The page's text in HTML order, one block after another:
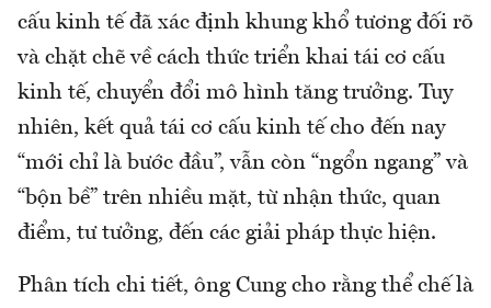
cấu kinh tế đã xác định khung khổ tương đối rõ
và chặt chẽ về cách thức triển khai tái cơ cấu
kinh tế, chuyển đổi mô hình tăng trưởng. Tuy
nhiên, kết quả tái cơ cấu kinh tế cho đến nay
“mới chỉ là bước đầu”, vẫn còn “ngổn ngang” và
“bộn bề” trên nhiều mặt, từ nhận thức, quan
điểm, tư tưởng, đến các giải pháp thực hiện.
Phân tích chi tiết, ông Cung cho rằng thể chế là